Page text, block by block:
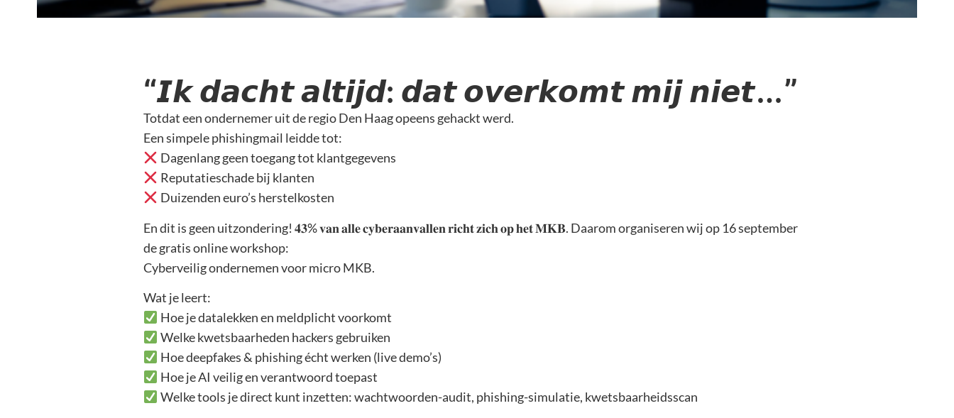
“𝙄𝙠 𝙙𝙖𝙘𝙝𝙩 𝙖𝙡𝙩𝙞𝙟𝙙: 𝙙𝙖𝙩 𝙤𝙫𝙚𝙧𝙠𝙤𝙢𝙩 𝙢𝙞𝙟 𝙣𝙞𝙚𝙩…”
Totdat een ondernemer uit de regio Den Haag opeens gehackt werd.
Een simpele phishingmail leidde tot:
Dagenlang geen toegang tot klantgegevens
Reputatieschade bij klanten
Duizenden euro’s herstelkosten
En dit is geen uitzondering! 𝟒𝟑% 𝐯𝐚𝐧 𝐚𝐥𝐥𝐞 𝐜𝐲𝐛𝐞𝐫𝐚𝐚𝐧𝐯𝐚𝐥𝐥𝐞𝐧 𝐫𝐢𝐜𝐡𝐭 𝐳𝐢𝐜𝐡 𝐨𝐩 𝐡𝐞𝐭 𝐌𝐊𝐁. Daarom organiseren wij op 16 september
de gratis online workshop:
Cyberveilig ondernemen voor micro MKB.
Wat je leert:
Hoe je datalekken en meldplicht voorkomt
Welke kwetsbaarheden hackers gebruiken
Hoe deepfakes & phishing écht werken (live demo’s)
Hoe je AI veilig en verantwoord toepast
Welke tools je direct kunt inzetten: wachtwoorden-audit, phishing-simulatie, kwetsbaarheidsscan